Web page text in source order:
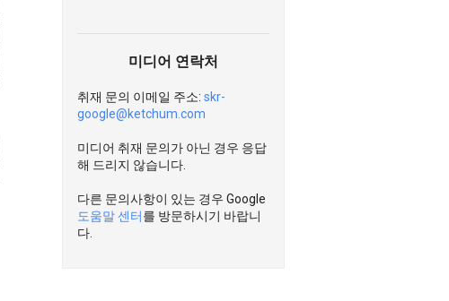
미디어 연락처
취재 문의 이메일 주소: skr-
google@ketchum.com
미디어 취재 문의가 아닌 경우 응답
해 드리지 않습니다.
다른 문의사항이 있는 경우 Google
도움말 센터를 방문하시기 바랍니
다.